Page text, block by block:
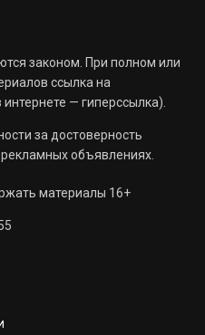
законом. При полном или
ссылка на
— гиперссылка).
за достоверность
объявлениях.
материалы 16+